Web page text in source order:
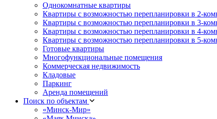
Однокомнатные квартиры
Квартиры с возможностью перепланировки в 2-
Квартиры с возможностью перепланировки в 3-
Квартиры с возможностью перепланировки в 4-
Квартиры с возможностью перепланировки в 5-
Готовые квартиры
Многофункциональные помещения
Коммерческая недвижимость
Кладовые
Паркинг
Аренда помещений
Поиск по объектам
«Минск-Мир»